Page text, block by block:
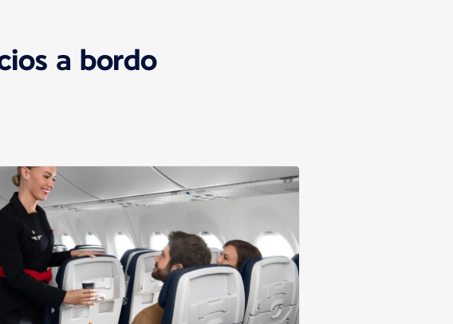
a bordo